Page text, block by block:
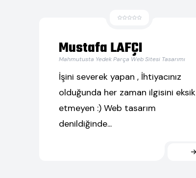
Mustafa LAFÇI
Mahmutusta Yedek Parça Web Sitesi Tasarımı
İşini severek yapan , İhtiyacınız
olduğunda her zaman ilgisini eksik
etmeyen :) Web tasarım
denildiğinde...